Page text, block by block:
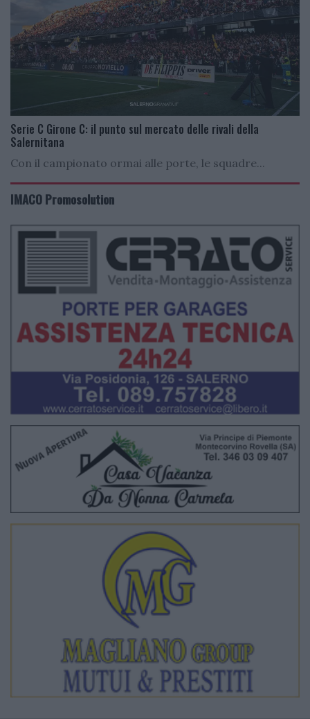
Serie C Girone C: il punto sul mercato delle rivali della
Salernitana
Con il campionato ormai alle porte, le squadre...
IMACO Promosolution